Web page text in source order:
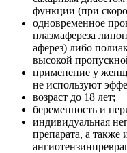
функции (при
одновременное
плазмафереза
аферез) либо
высокой
применение у
не используют
возраст до 18 лет;
беременность и
индивидуальная
препарата, а